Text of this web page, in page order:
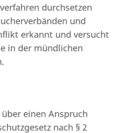
durchsetzen
und
erkannt und versucht
in der mündlichen
einen Anspruch
nach § 2